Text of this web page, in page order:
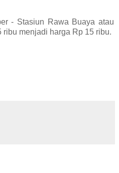
- Stasiun Rawa Buaya atau
menjadi harga Rp 15 ribu.